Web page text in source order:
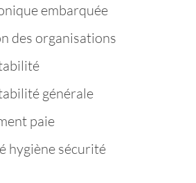
embarquée
des organisations
générale
paie
hygiène sécurité